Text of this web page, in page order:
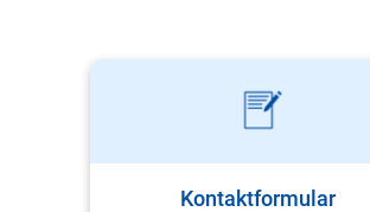
Kontaktformular